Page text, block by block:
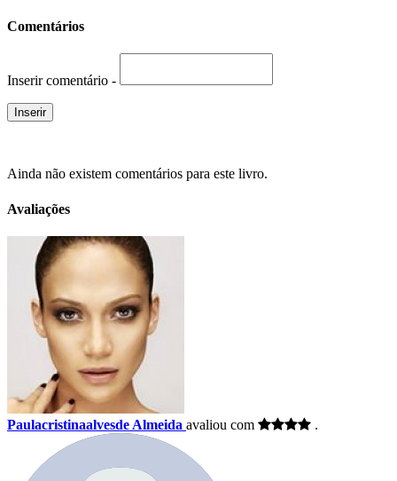
Comentários
Inserir comentário -
Ainda não existem comentários para este livro.
Avaliações
Paulacristinaalvesde Almeida avaliou com .